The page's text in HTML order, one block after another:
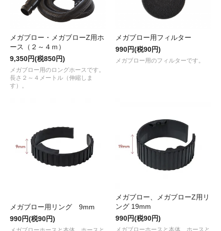
メガブロー・メガブローZ用ホ
ース（２～４ｍ）
9,350円(税850円)
メガブロー用のロングホースです。
長さ２～４メートル（伸縮しま
す）。
メガブロー用フィルター
990円(税90円)
メガブロー用のフィルターです。
メガブロー用リング 9mm
990円(税90円)
メガブロー、メガブローZ用リ
ング 19mm
990円(税90円)
メガブローホースと本体、ホースと